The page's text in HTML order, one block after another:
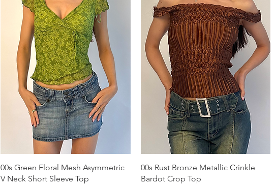
Vista rápida
00s Green Floral Mesh Asymmetric
V Neck Short Sleeve Top
Vista rápida
00s Rust Bronze Metallic Crinkle
Bardot Crop Top